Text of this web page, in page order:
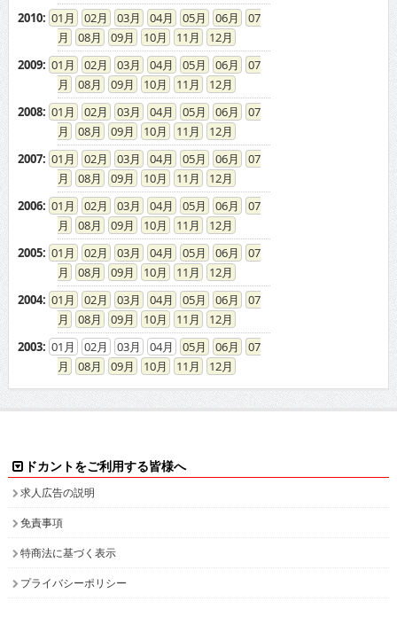
2010: 01 02 03 04 05 06
07
08
09 10 11
12
2009: 01 02 03 04 05 06
07
08
09 10 11
12
2008: 01 02 03 04 05 06
07
08
09 10 11
12
2007: 01 02 03 04 05 06
07
08
09 10 11
12
2006: 01 02 03 04 05 06
07
08
09 10 11
12
2005: 01 02 03 04 05 06
07
08
09 10 11
12
2004: 01 02 03 04 05 06
07
08
09 10 11
12
2003: 01 02 03 04 05 06
07
08
09 10 11 12
ドカントをご利用する皆様へ
求人広告の説明
免責事項
特商法に基づく表示
プライバシーポリシー